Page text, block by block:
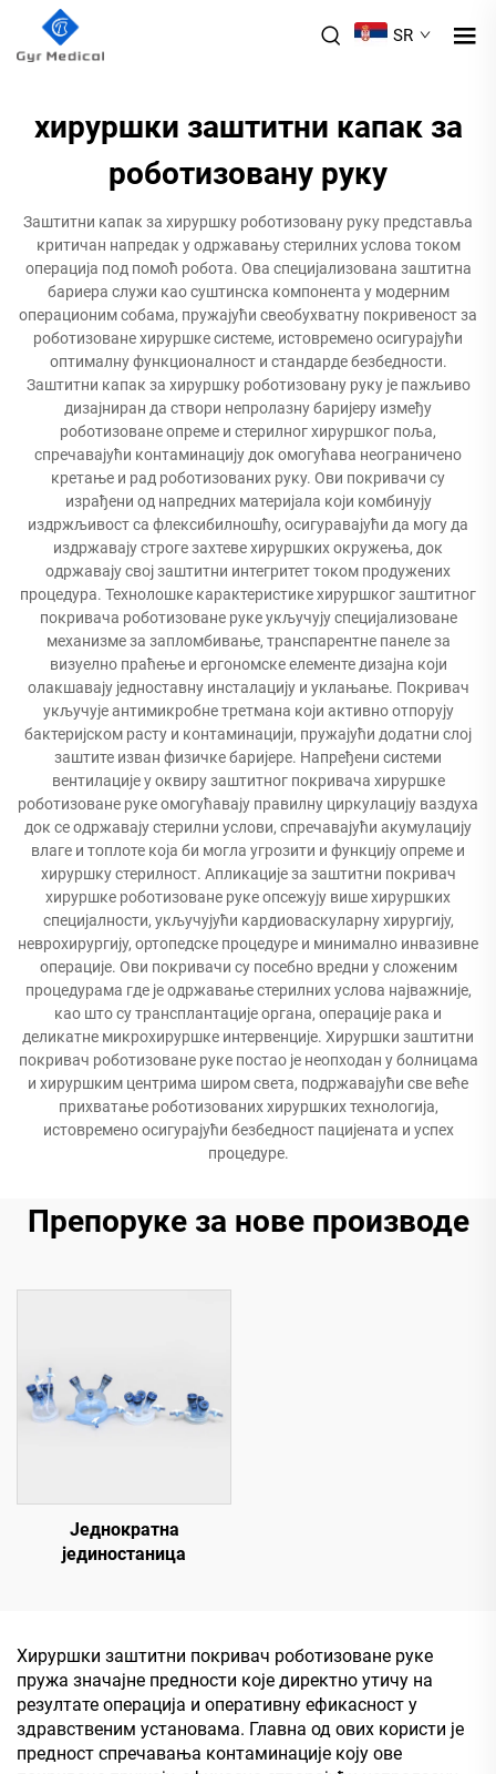
SR
хируршки заштитни капак за
роботизовану руку
Заштитни капак за хируршку роботизовану руку представља
критичан напредак у одржавању стерилних услова током
операција под помоћ робота. Ова специјализована заштитна
бариера служи као суштинска компонента у модерним
операционим собама, пружајући свеобухватну покривеност за
роботизоване хируршке системе, истовремено осигурајући
оптималну функционалност и стандарде безбедности.
Заштитни капак за хируршку роботизовану руку је пажљиво
дизајниран да створи непролазну баријеру између
роботизоване опреме и стерилног хируршког поља,
спречавајући контаминацију док омогућава неограничено
кретање и рад роботизованих руку. Ови покривачи су
израђени од напредних материјала који комбинују
издржљивост са флексибилношћу, осигуравајући да могу да
издржавају строге захтеве хируршких окружења, док
одржавају свој заштитни интегритет током продужених
процедура. Технолошке карактеристике хируршког заштитног
покривача роботизоване руке укључују специјализоване
механизме за запломбивање, транспарентне панеле за
визуелно праћење и ергономске елементе дизајна који
олакшавају једноставну инсталацију и уклањање. Покривач
укључује антимикробне третмана који активно отпорују
бактеријском расту и контаминацији, пружајући додатни слој
заштите изван физичке баријере. Напређени системи
вентилације у оквиру заштитног покривача хируршке
роботизоване руке омогућавају правилну циркулацију ваздуха
док се одржавају стерилни услови, спречавајући акумулацију
влаге и топлоте која би могла угрозити и функцију опреме и
хируршку стерилност. Апликације за заштитни покривач
хируршке роботизоване руке опсежују више хируршких
специјалности, укључујући кардиоваскуларну хирургију,
неврохирургију, ортопедске процедуре и минимално инвазивне
операције. Ови покривачи су посебно вредни у сложеним
процедурама где је одржавање стерилних услова најважније,
као што су трансплантације органа, операције рака и
деликатне микрохируршке интервенције. Хируршки заштитни
покривач роботизоване руке постао је неопходан у болницама
и хируршким центрима широм света, подржавајући све веће
прихватање роботизованих хируршких технологија,
истовремено осигурајући безбедност пацијената и успех
процедуре.
Препоруке за нове производе
Једнократна
јединостаница
Хируршки заштитни покривач роботизоване руке
пружа значајне предности које директно утичу на
резултате операција и оперативну ефикасност у
здравственим установама. Главна од ових користи је
предност спречавања контаминације коју ове